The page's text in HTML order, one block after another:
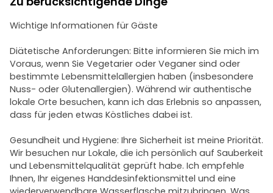
Wichtige Informationen für Gäste
Diätetische Anforderungen: Bitte informieren Sie mich im
Voraus, wenn Sie Vegetarier oder Veganer sind oder
bestimmte Lebensmittelallergien haben (insbesondere
Nuss- oder Glutenallergien). Während wir authentische
lokale Orte besuchen, kann ich das Erlebnis so anpassen,
dass für jeden etwas Köstliches dabei ist.
Gesundheit und Hygiene: Ihre Sicherheit ist meine Priorität.
Wir besuchen nur Lokale, die ich persönlich auf Sauberkeit
und Lebensmittelqualität geprüft habe. Ich empfehle
Ihnen, Ihr eigenes Handdesinfektionsmittel und eine